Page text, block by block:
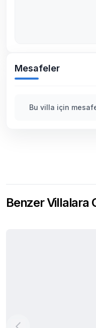
Mesafeler
Bu villa için
Benzer Villalara